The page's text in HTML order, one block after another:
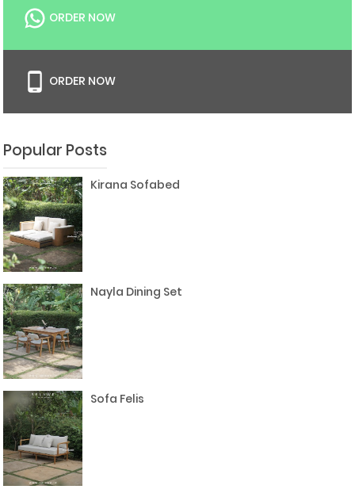
ORDER NOW
ORDER NOW
Popular Posts
Kirana Sofabed
Nayla Dining Set
Sofa Felis